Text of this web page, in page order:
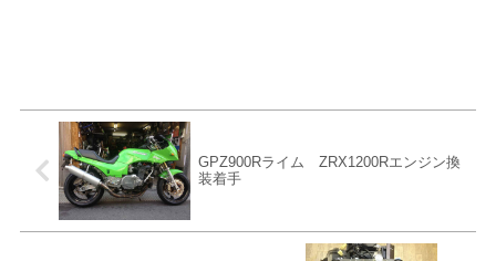
GPZ900Rライム ZRX1200Rエンジン換
装着手